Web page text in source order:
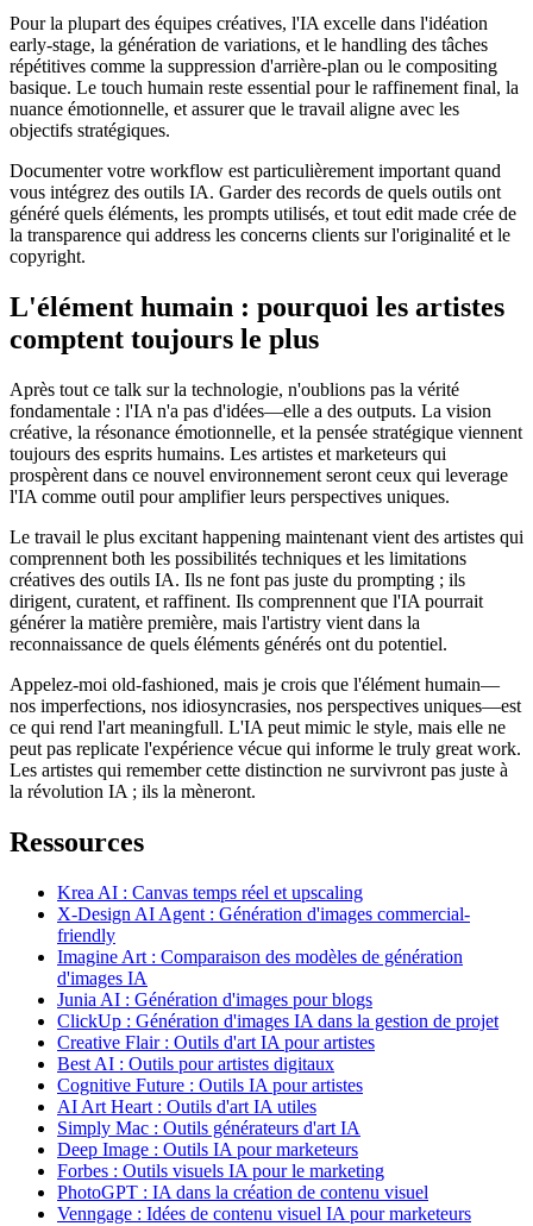
Pour la plupart des équipes créatives, l'IA excelle dans l'idéation
early-stage, la génération de variations, et le handling des tâches
répétitives comme la suppression d'arrière-plan ou le compositing
basique. Le touch humain reste essential pour le raffinement final, la
nuance émotionnelle, et assurer que le travail aligne avec les
objectifs stratégiques.
Documenter votre workflow est particulièrement important quand
vous intégrez des outils IA. Garder des records de quels outils ont
généré quels éléments, les prompts utilisés, et tout edit made crée de
la transparence qui address les concerns clients sur l'originalité et le
copyright.
L'élément humain : pourquoi les artistes
comptent toujours le plus
Après tout ce talk sur la technologie, n'oublions pas la vérité
fondamentale : l'IA n'a pas d'idées—elle a des outputs. La vision
créative, la résonance émotionnelle, et la pensée stratégique viennent
toujours des esprits humains. Les artistes et marketeurs qui
prospèrent dans ce nouvel environnement seront ceux qui leverage
l'IA comme outil pour amplifier leurs perspectives uniques.
Le travail le plus excitant happening maintenant vient des artistes qui
comprennent both les possibilités techniques et les limitations
créatives des outils IA. Ils ne font pas juste du prompting ; ils
dirigent, curatent, et raffinent. Ils comprennent que l'IA pourrait
générer la matière première, mais l'artistry vient dans la
reconnaissance de quels éléments générés ont du potentiel.
Appelez-moi old-fashioned, mais je crois que l'élément humain—
nos imperfections, nos idiosyncrasies, nos perspectives uniques—est
ce qui rend l'art meaningfull. L'IA peut mimic le style, mais elle ne
peut pas replicate l'expérience vécue qui informe le truly great work.
Les artistes qui remember cette distinction ne survivront pas juste à
la révolution IA ; ils la mèneront.
Ressources
Krea AI : Canvas temps réel et upscaling
X-Design AI Agent : Génération d'images commercial-
friendly
Imagine Art : Comparaison des modèles de génération
d'images IA
Junia AI : Génération d'images pour blogs
ClickUp : Génération d'images IA dans la gestion de projet
Creative Flair : Outils d'art IA pour artistes
Best AI : Outils pour artistes digitaux
Cognitive Future : Outils IA pour artistes
AI Art Heart : Outils d'art IA utiles
Simply Mac : Outils générateurs d'art IA
Deep Image : Outils IA pour marketeurs
Forbes : Outils visuels IA pour le marketing
PhotoGPT : IA dans la création de contenu visuel
Venngage : Idées de contenu visuel IA pour marketeurs